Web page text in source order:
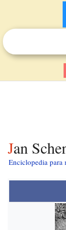
Jan
Enciclopedia para